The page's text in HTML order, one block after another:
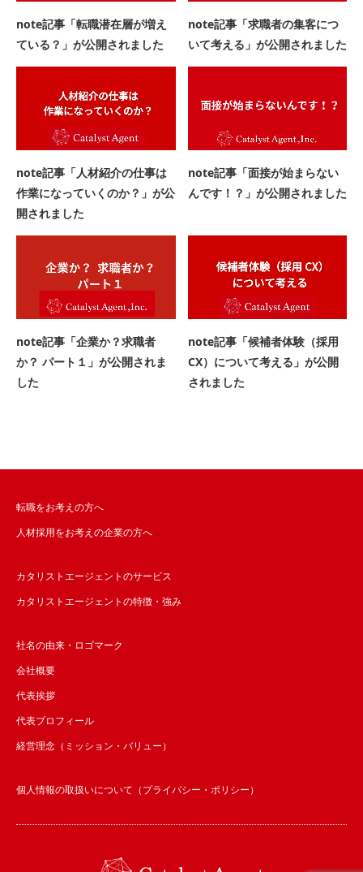
note記事「転職潜在層が増え
ている？」が公開されました
note記事「求職者の集客につ
いて考える」が公開されました
note記事「人材紹介の仕事は
作業になっていくのか？」が公
開されました
note記事「面接が始まらない
んです！？」が公開されました
note記事「企業か？求職者
か？ パート１」が公開されま
した
note記事「候補者体験（採用
CX）について考える」が公開
されました
転職をお考えの方へ
人材採用をお考えの企業の方へ
カタリストエージェントのサービス
カタリストエージェントの特徴・強み
社名の由来・ロゴマーク
会社概要
代表挨拶
代表プロフィール
経営理念（ミッション・バリュー）
個人情報の取扱いについて（プライバシー・ポリシー）